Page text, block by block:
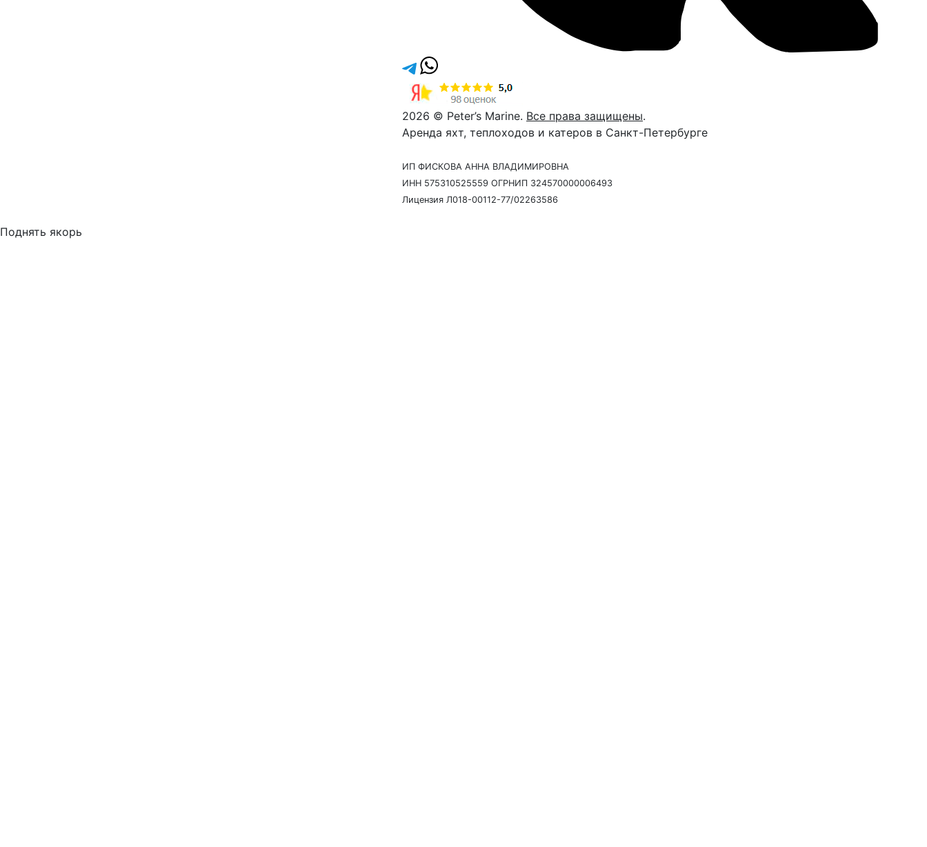
2026 © Peter’s Marine. Все права защищены.
Аренда яхт, теплоходов и катеров в Санкт-Петербурге
ИП ФИСКОВА АННА ВЛАДИМИРОВНА
ИНН 575310525559 ОГРНИП 324570000006493
Лицензия Л018-00112-77/02263586
Поднять якорь